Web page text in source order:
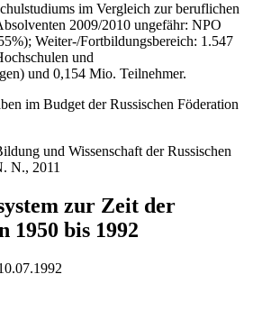
im Vergleich zur beruflichen
2009/2010 ungefähr: NPO
Weiter-/Fortbildungsbereich: 1.547
und
und 0,154 Mio. Teilnehmer.
im Budget der Russischen Föderation
und Wissenschaft der Russischen
N., 2011
zur Zeit der
1950 bis 1992